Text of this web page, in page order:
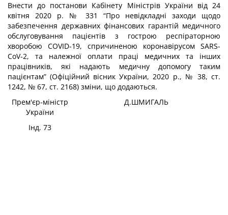
Внести до постанови Кабінету Міністрів України від 24
квітня 2020 р. № 331 “Про невідкладні заходи щодо
забезпечення державних фінансових гарантій медичного
обслуговування пацієнтів з гострою респіраторною
хворобою COVID-19, спричиненою коронавірусом SARS-
CoV-2, та належної оплати праці медичних та інших
працівників, які надають медичну допомогу таким
пацієнтам” (Офіційний вісник України, 2020 р., № 38, ст.
1242, № 67, ст. 2168) зміни, що додаються.
Прем'єр-міністр
України
Д.ШМИГАЛЬ
Інд. 73